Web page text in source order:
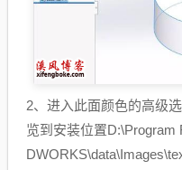
2、进入此面颜色的高级
览到安装位置D:\Program